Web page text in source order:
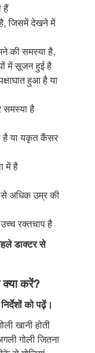
हैं
है, जिसमें देखने में
की समस्या है,
में सूजन हुई है
हुआ है या
समस्या है
है या यकृत कैंसर
में है
अधिक उम्र की
रक्तचाप है
डाक्टर से
क्या करें?
को पढ़ें।
खानी होती
गोली जितना